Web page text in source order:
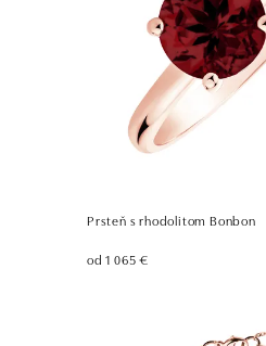
Prsteň s rhodolitom Bonbon
od 1 065 €